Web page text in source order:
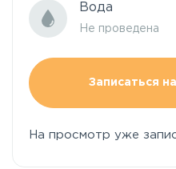
Вода
Не проведена
Записаться
На просмотр уже